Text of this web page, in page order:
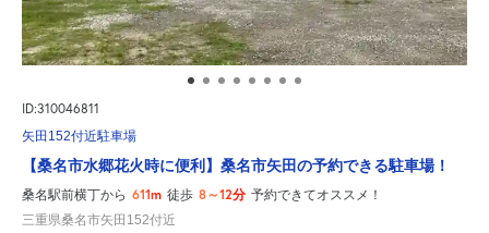
ID:310046811
矢田152付近駐車場
【桑名市水郷花火時に便利】桑名市矢田の予約できる駐車場！
桑名駅前横丁から 611m 徒歩 8～12分 予約できてオススメ！
三重県桑名市矢田152付近